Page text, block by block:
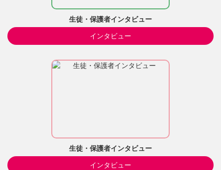
生徒・保護者インタビュー
インタビュー
生徒・保護者インタビュー
インタビュー